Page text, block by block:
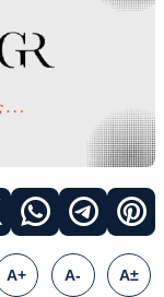
A+ A- A±